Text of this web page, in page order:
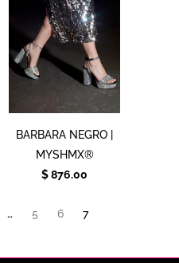
BARBARA NEGRO |
MYSHMX®
$ 876.00
… 5 6 7